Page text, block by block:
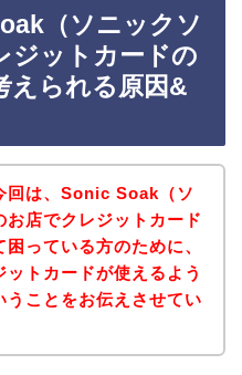
（ソニックソ
ジットカードの
えられる原因&
回は、Sonic Soak（ソ
お店でクレジットカード
っている方のために、
ットカードが使えるよう
うことをお伝えさせてい